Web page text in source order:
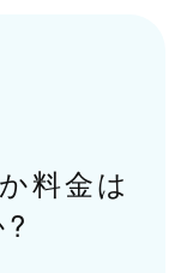
料金は